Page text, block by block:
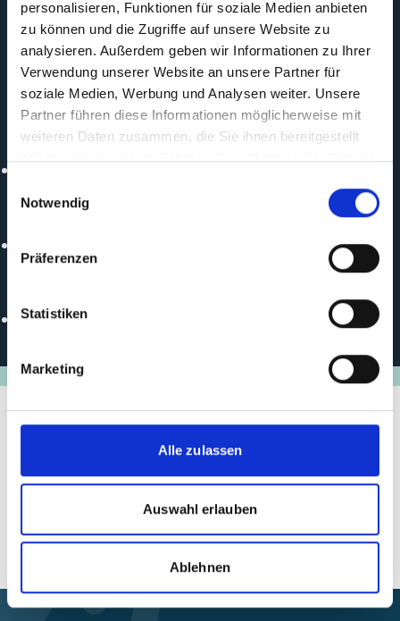
personalisieren, Funktionen für soziale Medien anbieten
zu können und die Zugriffe auf unsere Website zu
analysieren. Außerdem geben wir Informationen zu Ihrer
Verwendung unserer Website an unsere Partner für
soziale Medien, Werbung und Analysen weiter. Unsere
Partner führen diese Informationen möglicherweise mit
weiteren Daten zusammen, die Sie ihnen bereitgestellt
haben oder die sie im Rahmen Ihrer Nutzung der Dienste
Notwendig
Präferenzen
Statistiken
Marketing
Alle zulassen
Auswahl erlauben
Ablehnen
Durchführungs -organisation
European Bank for Reconstruction and Development
(EBRD)
Politischer Partner
Durchführungspartner
https://e5p.eu/
Seite teilenhttps://www.international-climate-